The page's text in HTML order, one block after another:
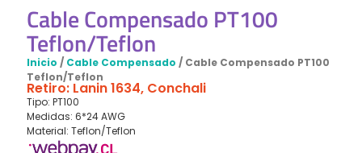
Cable Compensado PT100
Teflon/Teflon
Inicio / Cable Compensado / Cable Compensado PT100
Teflon/Teflon
Retiro: Lanin 1634, Conchali
Tipo: PT100
Medidas: 6*24 AWG
Material: Teflon/Teflon